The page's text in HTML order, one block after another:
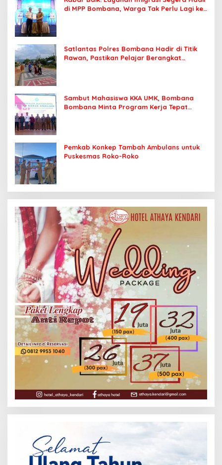
di MPP Bombana, Warga Tak Perlu Lagi ke
Satlantas Polres Bombana Hadir di Titik
Rawan, Pastikan Pelajar Berangkat
Sambut Mahasiswa KKA UMK, Bombana
Bombana Minta Program Kerja Tepat
Pemkab Konkep Tambah Ambulans untuk
Puskesmas Roko-Roko